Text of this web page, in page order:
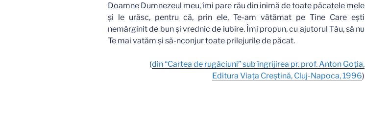
Doamne Dumnezeul meu, îmi pare rău din inimă de toate păcatele mele
şi le urăsc, pentru că, prin ele, Te-am vătămat pe Tine Care eşti
nemărginit de bun şi vrednic de iubire. Îmi propun, cu ajutorul Tău, să nu
Te mai vatăm şi să-nconjur toate prilejurile de păcat.
(din “Cartea de rugăciuni” sub îngrijirea pr. prof. Anton Goţia,
Editura Viaţa Creştină, Cluj-Napoca, 1996)